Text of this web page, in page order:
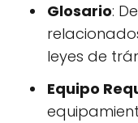
Glosario:
leyes de
Equipo